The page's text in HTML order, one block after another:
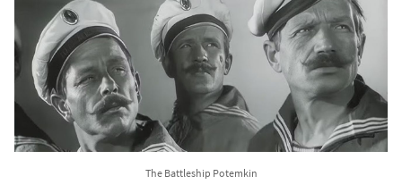
The Battleship Potemkin